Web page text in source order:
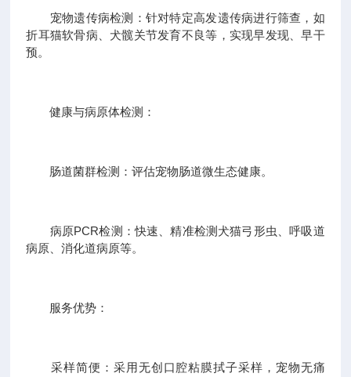
宠物遗传病检测：针对特定高发遗传病进行筛查，如
折耳猫软骨病、犬髋关节发育不良等，实现早发现、早干
预。
健康与病原体检测：
肠道菌群检测：评估宠物肠道微生态健康。
病原PCR检测：快速、精准检测犬猫弓形虫、呼吸道
病原、消化道病原等。
服务优势：
采样简便：采用无创口腔粘膜拭子采样，宠物无痛